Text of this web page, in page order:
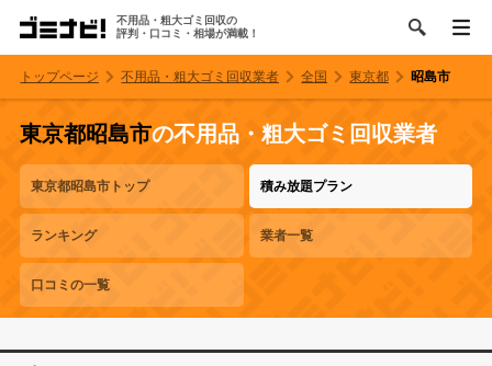
不用品・粗大ゴミ回収の
評判・口コミ・相場が満載！
トップページ 不用品・粗大ゴミ回収業者 全国 東京都 昭島市
東京都昭島市の不用品・粗大ゴミ回収業者
東京都昭島市トップ 積み放題プラン
ランキング 業者一覧
口コミの一覧